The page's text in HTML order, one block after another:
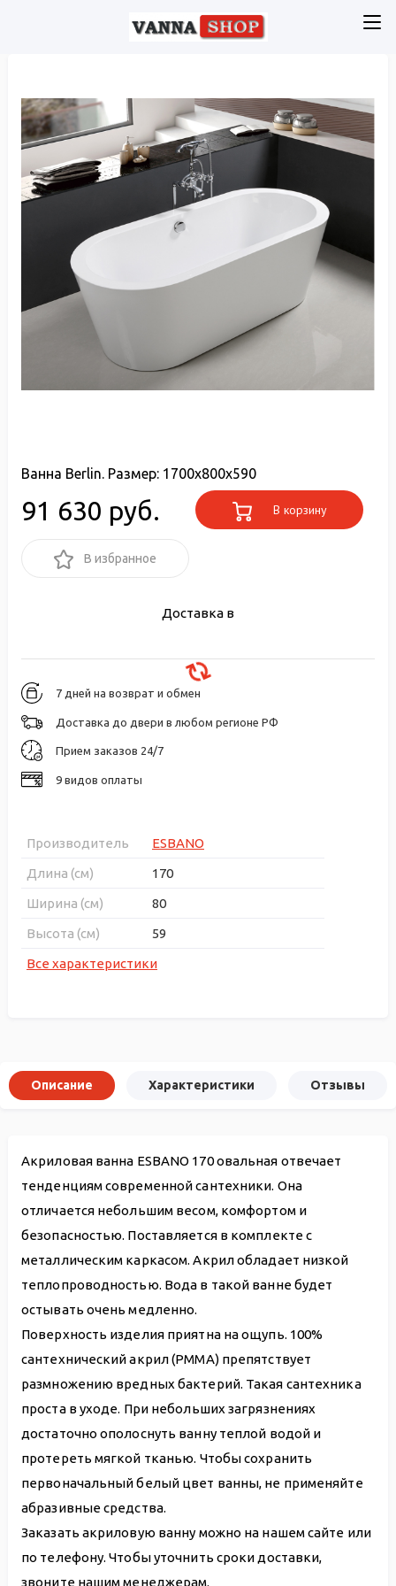
Ванна Berlin. Размер: 1700x800x590
91 630 руб. В корзину
В избранное
Доставка в
7 дней на возврат и обмен
Доставка до двери в любом регионе РФ
Прием заказов 24/7
9 видов оплаты
Производитель
ESBANO
Длина (см)
170
Ширина (см)
80
Высота (см)
59
Все характеристики
Описание Характеристики Отзывы
Акриловая ванна ESBANO 170 овальная отвечает
тенденциям современной сантехники. Она
отличается небольшим весом, комфортом и
безопасностью. Поставляется в комплекте с
металлическим каркасом. Акрил обладает низкой
теплопроводностью. Вода в такой ванне будет
остывать очень медленно.
Поверхность изделия приятна на ощупь. 100%
сантехнический акрил (PMMA) препятствует
размножению вредных бактерий. Такая сантехника
проста в уходе. При небольших загрязнениях
достаточно ополоснуть ванну теплой водой и
протереть мягкой тканью. Чтобы сохранить
первоначальный белый цвет ванны, не применяйте
абразивные средства.
Заказать акриловую ванну можно на нашем сайте или
по телефону. Чтобы уточнить сроки доставки,
звоните нашим менеджерам.